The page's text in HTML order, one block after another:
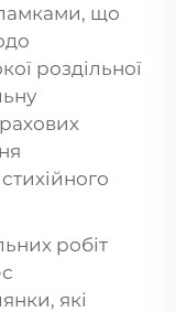
що
роздільної
робіт
які